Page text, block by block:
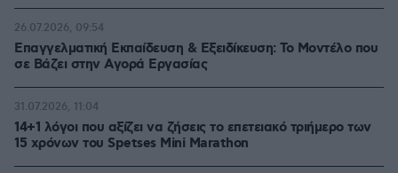
Επαγγελματική Εκπαίδευση & Εξειδίκευση: Το Mοντέλο που
σε Bάζει στην Aγορά Eργασίας
26.07.2026, 09:54
14+1 λόγοι που αξίζει να ζήσεις το επετειακό τριήμερο των
15 χρόνων του Spetses Mini Marathon
31.07.2026, 11:04